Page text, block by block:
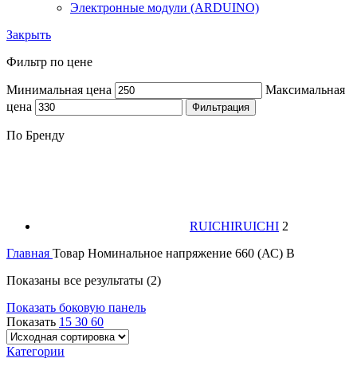
Электронные модули (ARDUINO)
Закрыть
Фильтр по цене
Минимальная цена
Максимальная
цена
Фильтрация
По Бренду
RUICHIRUICHI 2
Главная Товар Номинальное напряжение 660 (АС) В
Показаны все результаты (2)
Показать боковую панель
Показать 15 30 60
Категории